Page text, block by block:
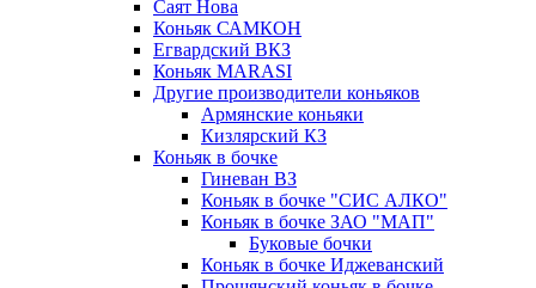
Саят Нова
Коньяк САМКОН
Егвардский ВКЗ
Коньяк MARASI
Другие производители коньяков
Армянские коньяки
Кизлярский КЗ
Коньяк в бочке
Гиневан ВЗ
Коньяк в бочке "СИС АЛКО"
Коньяк в бочке ЗАО "МАП"
Буковые бочки
Коньяк в бочке Иджеванский